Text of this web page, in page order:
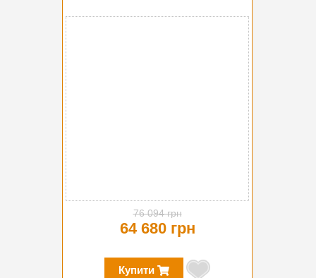
76 094 грн
64 680 грн
Купити